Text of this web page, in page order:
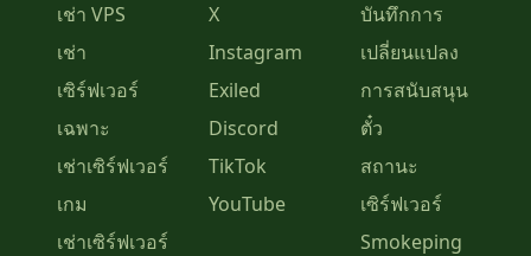
เช่า VPS
เช่า
เซิร์ฟเวอร์
เฉพาะ
เช่าเซิร์ฟเวอร์
เกม
เช่าเซิร์ฟเวอร์
X
Instagram
Exiled
Discord
TikTok
YouTube
บันทึกการ
เปลี่ยนแปลง
การสนับสนุน
ตั๋ว
สถานะ
เซิร์ฟเวอร์
Smokeping